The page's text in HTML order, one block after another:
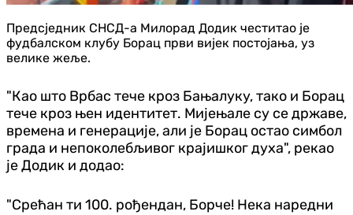
Предсједник СНСД-а Милорад Додик честитао је
фудбалском клубу Борац први вијек постојања, уз
велике жеље.
"Као што Врбас тече кроз Бањалуку, тако и Борац
тече кроз њен идентитет. Мијењале су се државе,
времена и генерације, али је Борац остао симбол
града и непоколебљивог крајишког духа", рекао
је Додик и додао:
"Срећан ти 100. рођендан, Борче! Нека наредни